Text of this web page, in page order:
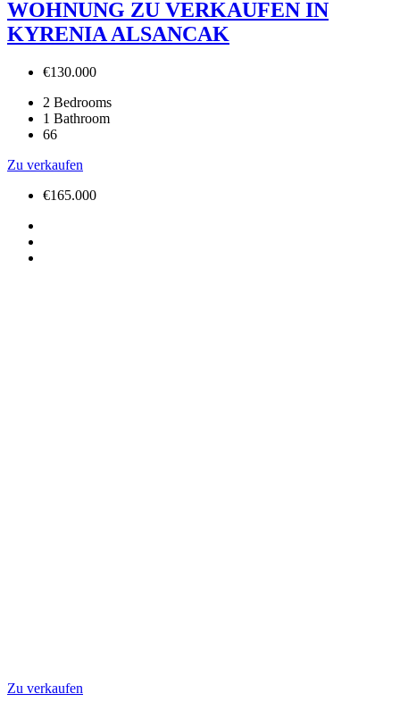
WOHNUNG ZU VERKAUFEN IN
KYRENIA ALSANCAK
€130.000
2 Bedrooms
1 Bathroom
66
Zu verkaufen
€165.000
Zu verkaufen